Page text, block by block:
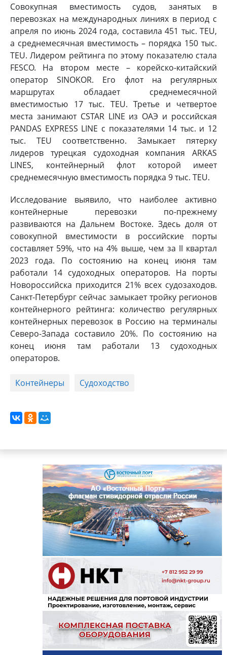
Совокупная вместимость судов, занятых в
перевозках на международных линиях в период с
апреля по июнь 2024 года, составила 451 тыс. TEU,
а среднемесячная вместимость – порядка 150 тыс.
TEU. Лидером рейтинга по этому показателю стала
FESCO. На втором месте – корейско-китайский
оператор SINOKOR. Его флот на регулярных
маршрутах обладает среднемесячной
вместимостью 17 тыс. TEU. Третье и четвертое
места занимают CSTAR LINE из ОАЭ и российская
PANDAS EXPRESS LINE с показателями 14 тыс. и 12
тыс. TEU соответственно. Замыкает пятерку
лидеров турецкая судоходная компания ARKAS
LINES, контейнерный флот которой имеет
среднемесячную вместимость порядка 9 тыс. TEU.
Исследование выявило, что наиболее активно
контейнерные перевозки по-прежнему
развиваются на Дальнем Востоке. Здесь доля от
совокупной вместимости в российские порты
составляет 59%, что на 4% выше, чем за II квартал
2023 года. По состоянию на конец июня там
работали 14 судоходных операторов. На порты
Новороссийска приходится 21% всех судозаходов.
Санкт-Петербург сейчас замыкает тройку регионов
контейнерного рейтинга: количество регулярных
контейнерных перевозок в Россию на терминалы
Северо-Запада составило 20%. По состоянию на
конец июня там работали 13 судоходных
операторов.
Контейнеры Судоходство